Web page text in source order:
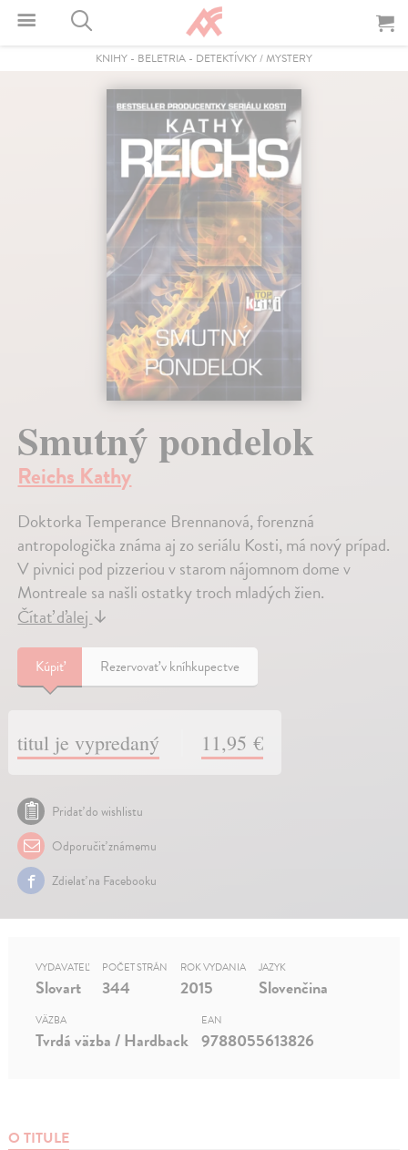
KNIHY - BELETRIA - DETEKTÍVKY / MYSTERY
Smutný pondelok
Reichs Kathy
Doktorka Temperance Brennanová, forenzná
antropologička známa aj zo seriálu Kosti, má nový prípad.
V pivnici pod pizzeriou v starom nájomnom dome v
Montreale sa našli ostatky troch mladých žien.
Čítať ďalej ↓
Kúpiť Rezervovať v kníhkupectve
titul je vypredaný 11,95 €
Pridať do wishlistu
Odporučiť známemu
Zdielať na Facebooku
O TITULE
VYDAVATEĽ
Slovart
POČET STRÁN
344
ROK VYDANIA
2015
JAZYK
Slovenčina
VÄZBA
Tvrdá väzba / Hardback
EAN
9788055613826